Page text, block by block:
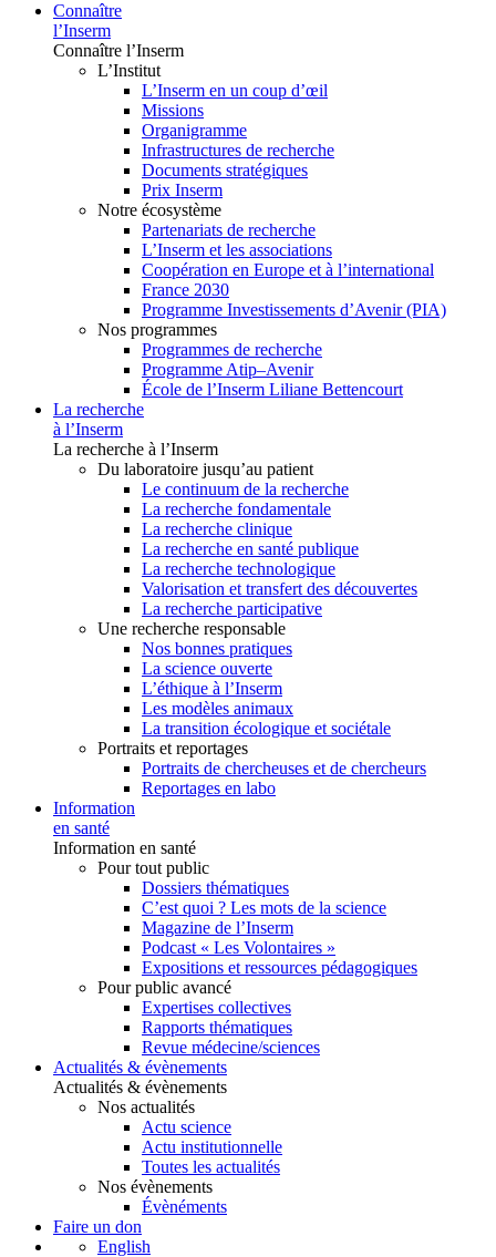
Connaître
l’Inserm
Connaître l’Inserm
L’Institut
L’Inserm en un coup d’œil
Missions
Organigramme
Infrastructures de recherche
Documents stratégiques
Prix Inserm
Notre écosystème
Partenariats de recherche
L’Inserm et les associations
Coopération en Europe et à l’international
France 2030
Programme Investissements d’Avenir (PIA)
Nos programmes
Programmes de recherche
Programme Atip–Avenir
École de l’Inserm Liliane Bettencourt
La recherche
à l’Inserm
La recherche à l’Inserm
Du laboratoire jusqu’au patient
Le continuum de la recherche
La recherche fondamentale
La recherche clinique
La recherche en santé publique
La recherche technologique
Valorisation et transfert des découvertes
La recherche participative
Une recherche responsable
Nos bonnes pratiques
La science ouverte
L’éthique à l’Inserm
Les modèles animaux
La transition écologique et sociétale
Portraits et reportages
Portraits de chercheuses et de chercheurs
Reportages en labo
Information
en santé
Information en santé
Pour tout public
Dossiers thématiques
C’est quoi ? Les mots de la science
Magazine de l’Inserm
Podcast « Les Volontaires »
Expositions et ressources pédagogiques
Pour public avancé
Expertises collectives
Rapports thématiques
Revue médecine/sciences
Actualités & évènements
Actualités & évènements
Nos actualités
Actu science
Actu institutionnelle
Toutes les actualités
Nos évènements
Évènéments
Faire un don
English